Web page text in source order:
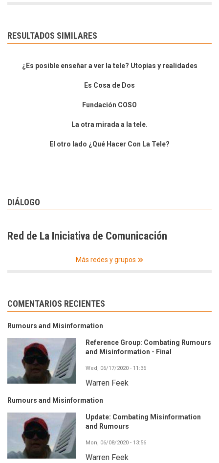
RESULTADOS SIMILARES
¿Es posible enseñar a ver la tele? Utopías y realidades
Es Cosa de Dos
Fundación COSO
La otra mirada a la tele.
El otro lado ¿Qué Hacer Con La Tele?
DIÁLOGO
Red de La Iniciativa de Comunicación
Más redes y grupos
COMENTARIOS RECIENTES
Rumours and Misinformation
Reference Group: Combating Rumours
and Misinformation - Final
Wed, 06/17/2020 - 11:36
Warren Feek
Rumours and Misinformation
Update: Combating Misinformation
and Rumours
Mon, 06/08/2020 - 13:56
Warren Feek